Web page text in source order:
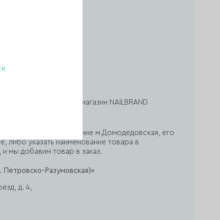
«Домодедовский», магазин NAILBRAND
товар есть в магазине м.Домодедовская, его
либо указать наименование товара в
и мы добавим товар в заказ.
Петровско-Разумовская)»
д. 4,